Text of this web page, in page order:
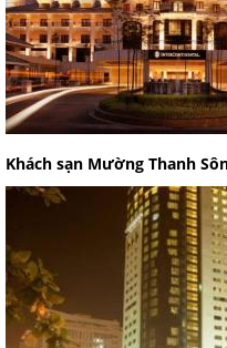
Khách sạn Mường Thanh